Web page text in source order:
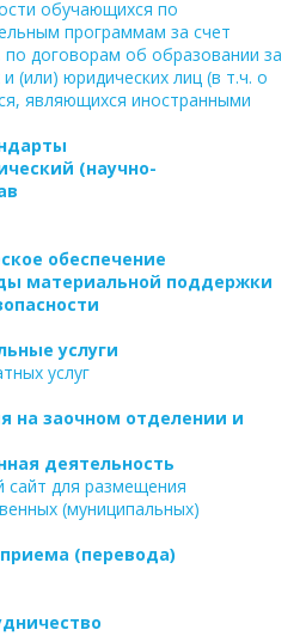
обучающихся по
программам за счет
договорам об образовании за
(или) юридических лиц (в т.ч. о
являющихся иностранными
(научно-
обеспечение
материальной поддержки
услуги
услуг
на заочном отделении и
деятельность
сайт для размещения
(муниципальных)
(перевода)